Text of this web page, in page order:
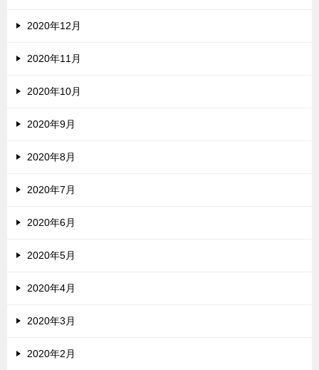
2020年12月
2020年11月
2020年10月
2020年9月
2020年8月
2020年7月
2020年6月
2020年5月
2020年4月
2020年3月
2020年2月